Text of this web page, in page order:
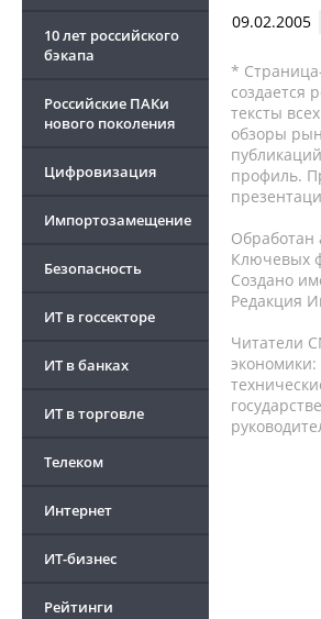
10 лет российского
бэкапа
Российские ПАКи
нового поколения
Цифровизация
Импортозамещение
Безопасность
ИТ в госсекторе
ИТ в банках
ИТ в торговле
Телеком
Интернет
ИТ-бизнес
Рейтинги
09.02.2005
*
создается
тексты
обзоры
профиль.
Обработан
Ключевых
Создано
Редакция
Читатели